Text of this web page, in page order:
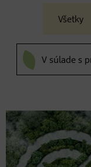
Všetky
V súlade s